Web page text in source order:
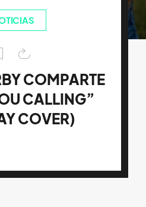
COMPARTE
CALLING”
COVER)